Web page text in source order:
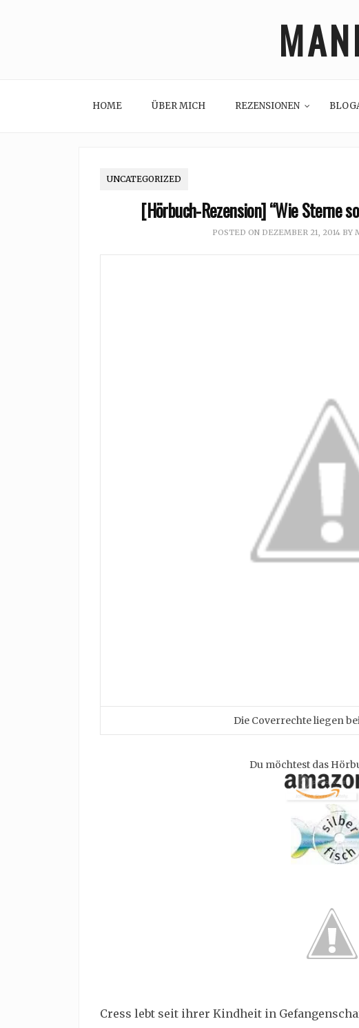
HOME ÜBER MICH REZENSIONEN
UNCATEGORIZED
[Hörbuch-Rezension] “Wie Sterne
POSTED ON DEZEMBER 21, 2014BY
Die Coverrechte liegen
Du möchtest das
Cress lebt seit ihrer Kindheit in